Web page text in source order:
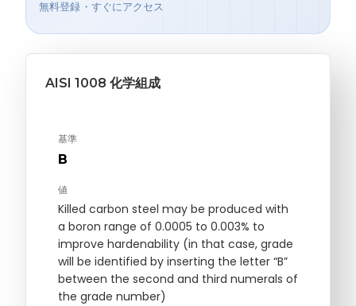
無料登録・すぐにアクセス
AISI 1008 化学組成
基準
B
値
Killed carbon steel may be produced with
a boron range of 0.0005 to 0.003% to
improve hardenability (in that case, grade
will be identified by inserting the letter “B”
between the second and third numerals of
the grade number)